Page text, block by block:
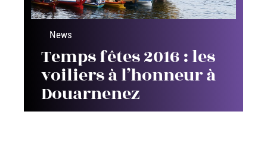
News
Temps fêtes 2016 : les
voiliers à l’honneur à
Douarnenez